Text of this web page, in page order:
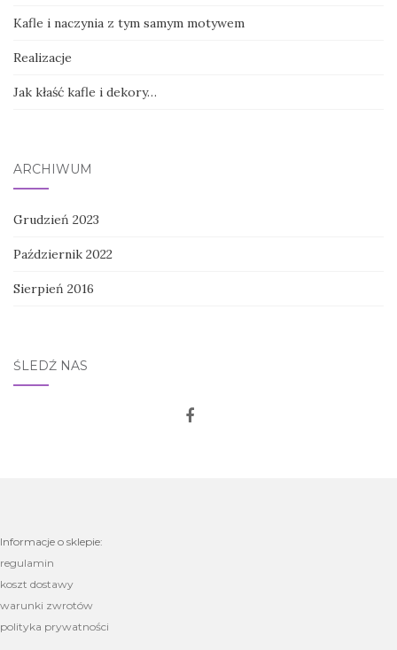
Kafle i naczynia z tym samym motywem
Realizacje
Jak kłaść kafle i dekory…
ARCHIWUM
Grudzień 2023
Październik 2022
Sierpień 2016
ŚLEDŹ NAS
Informacje o sklepie:
regulamin
koszt dostawy
warunki zwrotów
polityka prywatności